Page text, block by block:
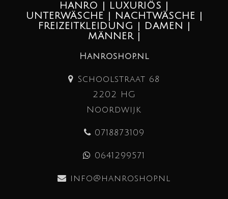
HANRO | LUXURIÖS |
UNTERWÄSCHE | NACHTWÄSCHE |
FREIZEITKLEIDUNG | DAMEN |
MÄNNER |
Hanroshop.nl
Schoolstraat 68
2202 HG
Noordwijk
0718873109
0641299571
info@hanroshop.nl